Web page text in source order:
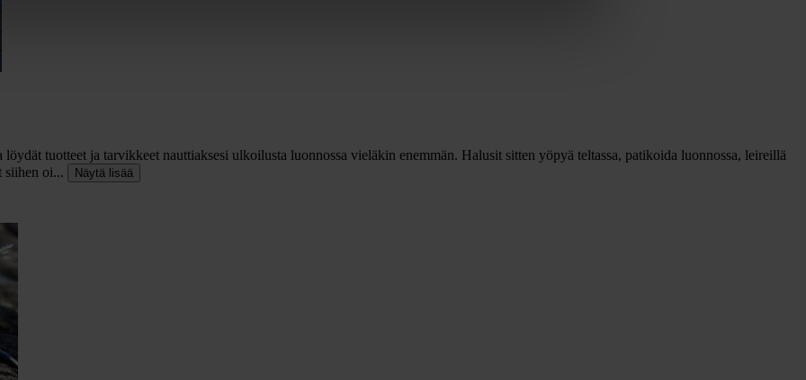
tuotteet ja tarvikkeet nauttiaksesi ulkoilusta luonnossa vieläkin enemmän. Halusit sitten yöpyä teltassa, patikoida luonnossa, leireillä
siihen oi...
Näytä lisää